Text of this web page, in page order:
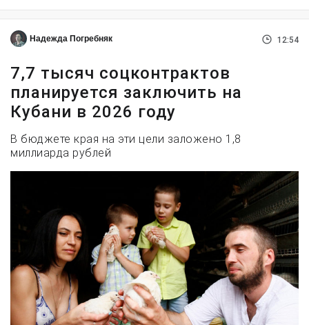
Надежда Погребняк 12:54
7,7 тысяч соцконтрактов
планируется заключить на
Кубани в 2026 году
В бюджете края на эти цели заложено 1,8
миллиарда рублей